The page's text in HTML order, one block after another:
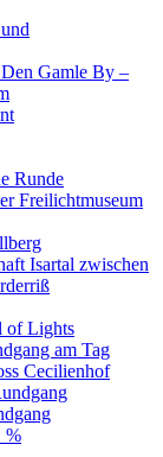
Gamle By –
Runde
Freilichtmuseum
Isartal zwischen
of Lights
am Tag
Cecilienhof
%